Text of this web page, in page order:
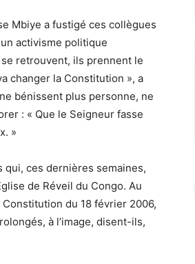
Mbiye a fustigé ces collègues
activisme politique
retrouvent, ils prennent le
changer la Constitution », a
bénissent plus personne, ne
: « Que le Seigneur fasse
»
ces dernières semaines,
de Réveil du Congo. Au
du 18 février 2006,
à l’image, disent-ils,